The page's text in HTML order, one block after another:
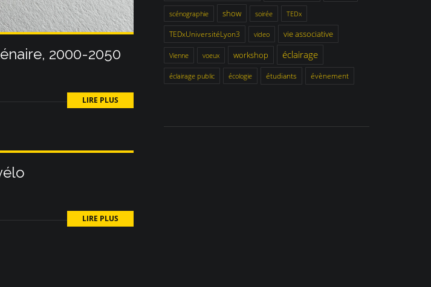
2000-2050
LIRE PLUS
LIRE PLUS
scénographie show soirée TEDx
TEDxUniversitéLyon3 video vie associative
Vienne voeux workshop éclairage
éclairage public écologie étudiants évènement